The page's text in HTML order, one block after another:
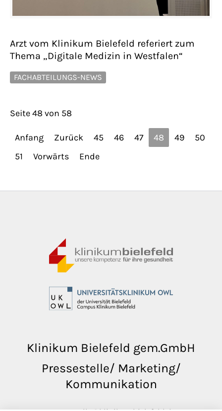
Arzt vom Klinikum Bielefeld referiert zum
Thema „Digitale Medizin in Westfalen“
FACHABTEILUNGS-NEWS
Seite 48 von 58
Anfang Zurück 45 46 47 48 49
50
51
Vorwärts Ende
Klinikum Bielefeld gem.GmbH
Pressestelle/ Marketing/
Kommunikation